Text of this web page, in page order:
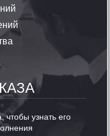
чтобы узнать его